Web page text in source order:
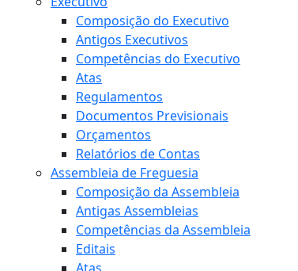
Composição do Executivo
Antigos Executivos
Competências do Executivo
Atas
Regulamentos
Documentos Previsionais
Orçamentos
Relatórios de Contas
Assembleia de Freguesia
Composição da Assembleia
Antigas Assembleias
Competências da Assembleia
Editais